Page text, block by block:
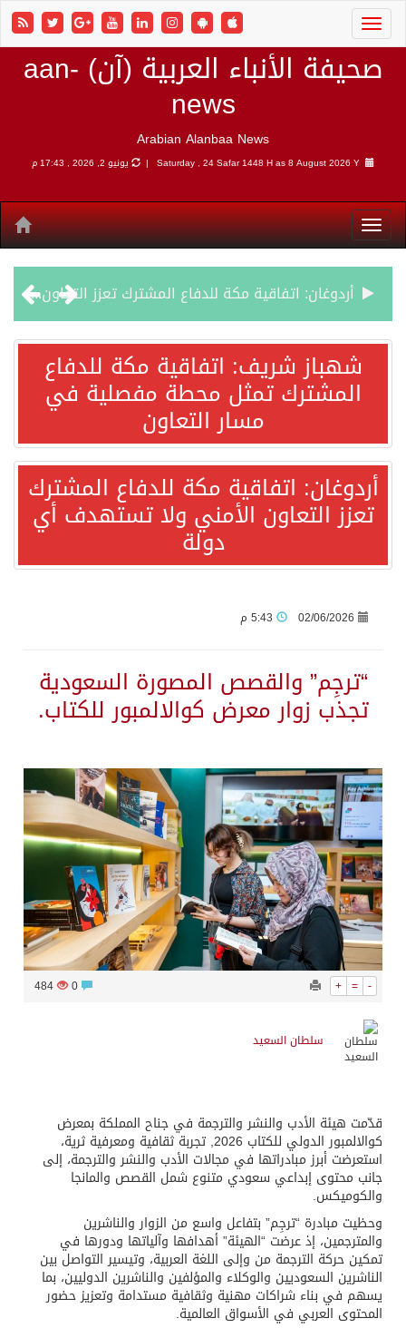
صحيفة الأنباء العربية (آن) aan-
news
Arabian Alanbaa News
Saturday , 24 Safar 1448 H as8 August 2026 Y | يونيو 2, 2026 , 17:43 م
أردوغان: اتفاقية مكة للدفاع المشترك تعزز التعاون الأمني ولا تستهدف أي دولة
سمو وزير الخارجية : اتفاقية مكة تعكس الإرادة السياسية لحماية أمن المنطقة
قفزة عالمية جديدة لتخصصات «الإعلام» بالأكاديمية العربية هيئة AQAS الألمانية تمنح برامج الإعلام بالأكاديمية العربية الاعتماد غير المشروط وفق المعايير الأوروبية..
وزير الخارجية السعودي: جميع إجراءات إسرائيل الأحادية في أراضي فلسطين باطلة
شهباز شريف: اتفاقية مكة للدفاع المشترك تمثل محطة مفصلية في مسار التعاون
شهباز شريف: اتفاقية مكة للدفاع
المشترك تمثل محطة مفصلية في
مسار التعاون
أردوغان: اتفاقية مكة للدفاع المشترك
تعزز التعاون الأمني ولا تستهدف أي
دولة
02/06/2026
“ترجِم” والقصص المصورة السعودية
تجذب زوار معرض كوالالمبور للكتاب.
+ = -
484
سلطان السعيد
قدّمت هيئة الأدب والنشر والترجمة في جناح المملكة بمعرض
كوالالمبور الدولي للكتاب 2026, تجربة ثقافية ومعرفية ثرية،
استعرضت أبرز مبادراتها في مجالات الأدب والنشر والترجمة، إلى
جانب محتوى إبداعي سعودي متنوع شمل القصص والمانجا
والكوميكس.
وحظيت مبادرة “ترجِم” بتفاعل واسع من الزوار والناشرين
والمترجمين، إذ عرضت “الهيئة” أهدافها وآلياتها ودورها في
تمكين حركة الترجمة من وإلى اللغة العربية، وتيسير التواصل بين
الناشرين السعوديين والوكلاء والمؤلفين والناشرين الدوليين، بما
يسهم في بناء شراكات مهنية وثقافية مستدامة وتعزيز حضور
المحتوى العربي في الأسواق العالمية.